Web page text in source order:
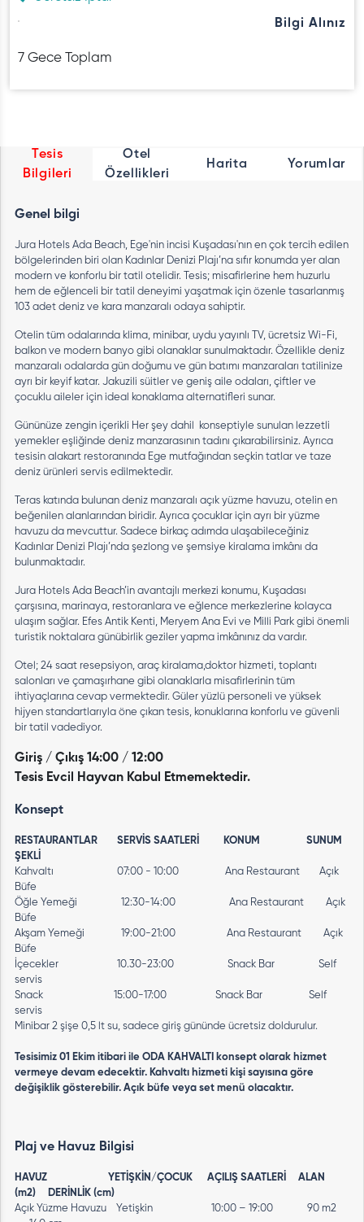
7 Gece Toplam
Bilgi Alınız
Tesis
Bilgileri
Otel
Özellikleri
Harita Yorumlar
Genel bilgi
Jura Hotels Ada Beach, Ege'nin incisi Kuşadası'nın en çok tercih edilen
bölgelerinden biri olan Kadınlar Denizi Plajı’na sıfır konumda yer alan
modern ve konforlu bir tatil otelidir. Tesis; misafirlerine hem huzurlu
hem de eğlenceli bir tatil deneyimi yaşatmak için özenle tasarlanmış
103 adet deniz ve kara manzaralı odaya sahiptir.
Otelin tüm odalarında klima, minibar, uydu yayınlı TV, ücretsiz Wi-Fi,
balkon ve modern banyo gibi olanaklar sunulmaktadır. Özellikle deniz
manzaralı odalarda gün doğumu ve gün batımı manzaraları tatilinize
ayrı bir keyif katar. Jakuzili süitler ve geniş aile odaları, çiftler ve
çocuklu aileler için ideal konaklama alternatifleri sunar.
Gününüze zengin içerikli Her şey dahil konseptiyle sunulan lezzetli
yemekler eşliğinde deniz manzarasının tadını çıkarabilirsiniz. Ayrıca
tesisin alakart restoranında Ege mutfağından seçkin tatlar ve taze
deniz ürünleri servis edilmektedir.
Teras katında bulunan deniz manzaralı açık yüzme havuzu, otelin en
beğenilen alanlarından biridir. Ayrıca çocuklar için ayrı bir yüzme
havuzu da mevcuttur. Sadece birkaç adımda ulaşabileceğiniz
Kadınlar Denizi Plajı’nda şezlong ve şemsiye kiralama imkânı da
bulunmaktadır.
Jura Hotels Ada Beach’in avantajlı merkezi konumu, Kuşadası
çarşısına, marinaya, restoranlara ve eğlence merkezlerine kolayca
ulaşım sağlar. Efes Antik Kenti, Meryem Ana Evi ve Milli Park gibi önemli
turistik noktalara günübirlik geziler yapma imkânınız da vardır.
Otel; 24 saat resepsiyon, araç kiralama,doktor hizmeti, toplantı
salonları ve çamaşırhane gibi olanaklarla misafirlerinin tüm
ihtiyaçlarına cevap vermektedir. Güler yüzlü personeli ve yüksek
hijyen standartlarıyla öne çıkan tesis, konuklarına konforlu ve güvenli
bir tatil vadediyor.
Giriş / Çıkış 14:00 / 12:00
Tesis Evcil Hayvan Kabul Etmemektedir.
Konsept
RESTAURANTLAR SERVİS SAATLERİ KONUM SUNUM
ŞEKLİ
Kahvaltı 07:00 - 10:00 Ana Restaurant Açık
Büfe
Öğle Yemeği 12:30-14:00 Ana Restaurant Açık
Büfe
Akşam Yemeği 19:00-21:00 Ana Restaurant Açık
Büfe
İçecekler 10.30-23:00 Snack Bar Self
servis
Snack 15:00-17:00 Snack Bar Self
servis
Minibar 2 şişe 0,5 lt su, sadece giriş gününde ücretsiz doldurulur.
Tesisimiz 01 Ekim itibari ile ODA KAHVALTI konsept olarak hizmet
vermeye devam edecektir. Kahvaltı hizmeti kişi sayısına göre
değişiklik gösterebilir. Açık büfe veya set menü olacaktır.
Plaj ve Havuz Bilgisi
HAVUZ YETİŞKİN/ÇOCUK AÇILIŞ SAATLERİ ALAN
(m2) DERİNLİK (cm)
Açık Yüzme Havuzu Yetişkin 10:00 – 19:00 90 m2